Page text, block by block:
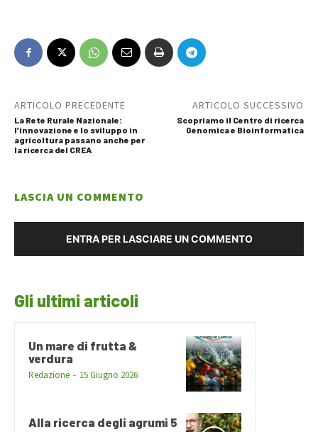
ARTICOLO PRECEDENTE
La Rete Rurale Nazionale:
l’innovazione e lo sviluppo in
agricoltura passano anche per
la ricerca del CREA
ARTICOLO SUCCESSIVO
Scopriamo il Centro di ricerca
Genomica e Bioinformatica
LASCIA UN COMMENTO
ENTRA PER LASCIARE UN COMMENTO
Gli ultimi articoli
Un mare di frutta &
verdura
Redazione - 15 Giugno 2026
Alla ricerca degli agrumi 5